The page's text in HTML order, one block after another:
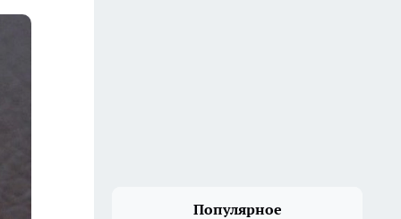
Популярное